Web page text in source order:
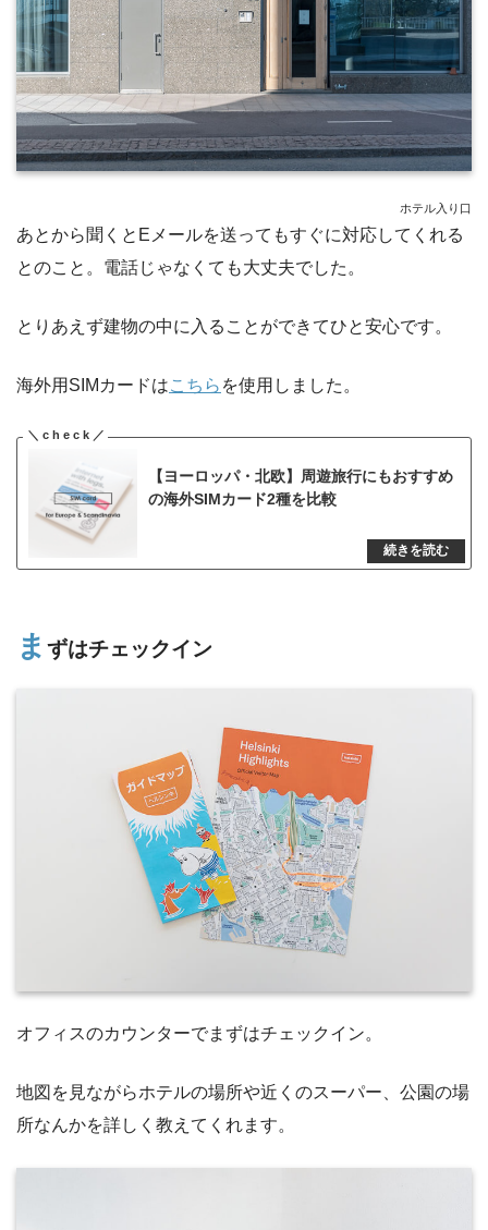
ホテル入り口
あとから聞くとEメールを送ってもすぐに対応してくれる
とのこと。電話じゃなくても大丈夫でした。
とりあえず建物の中に入ることができてひと安心です。
海外用SIMカードはこちら を使用しました。
【ヨーロッパ・北欧】周遊旅行にもおすすめ
の海外SIMカード2種を比較
ま ずはチェックイン
オフィスのカウンターでまずはチェックイン。
地図を見ながらホテルの場所や近くのスーパー、公園の場
所なんかを詳しく教えてくれます。